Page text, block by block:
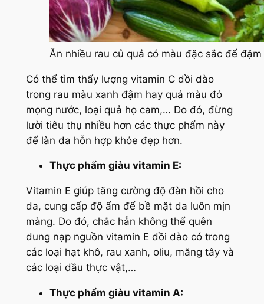
Ăn nhiều rau củ quả có màu đặc sắc để đậm
Có thể tìm thấy lượng vitamin C dồi dào
trong rau màu xanh đậm hay quả màu đỏ
mọng nước, loại quả họ cam,… Do đó, đừng
lười tiêu thụ nhiều hơn các thực phẩm này
để làn da hỗn hợp khỏe đẹp hơn.
Thực phẩm giàu vitamin E:
Vitamin E giúp tăng cường độ đàn hồi cho
da, cung cấp độ ẩm để bề mặt da luôn mịn
màng. Do đó, chắc hẳn không thể quên
dung nạp nguồn vitamin E dồi dào có trong
các loại hạt khô, rau xanh, oliu, măng tây và
các loại dầu thực vật,…
Thực phẩm giàu vitamin A: